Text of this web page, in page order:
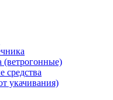
(ветрогонные)
средства
укачивания)